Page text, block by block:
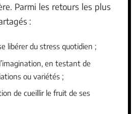
Parmi les retours les plus
:
libérer du stress quotidien ;
en testant de
ou variétés ;
de cueillir le fruit de ses